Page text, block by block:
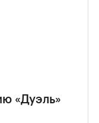
«Дуэль»